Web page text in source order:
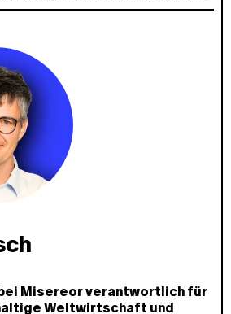
Misereor verantwortlich für
Weltwirtschaft und